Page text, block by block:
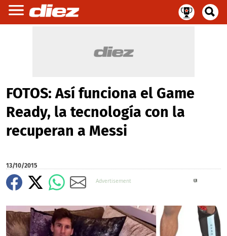
FOTOS: Así funciona el Game
Ready, la tecnología con la
recuperan a Messi
13/10/2015
X